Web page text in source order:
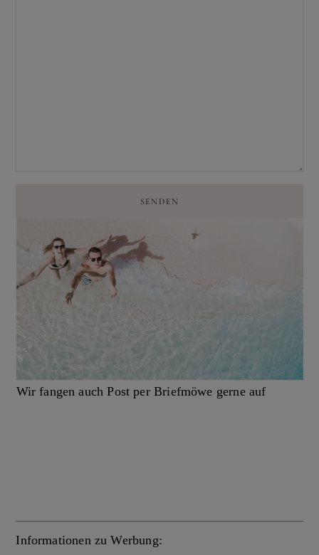
Wir fangen auch Post per Briefmöwe gerne auf
Informationen zu Werbung: